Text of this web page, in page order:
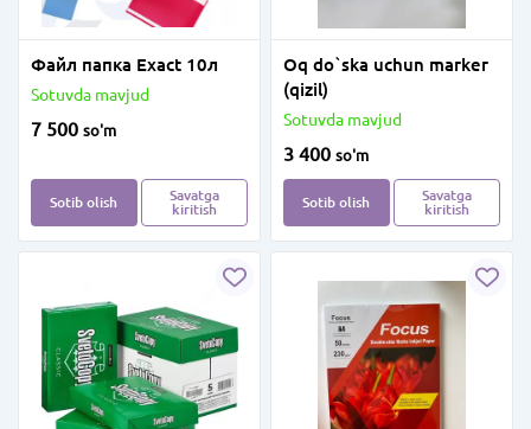
Файл папка Exact 10л
Sotuvda mavjud
7 500 so'm
Sotib olish
Savatga
kiritish
Oq do`ska uchun marker
(qizil)
Sotuvda mavjud
3 400 so'm
Sotib olish
Savatga
kiritish